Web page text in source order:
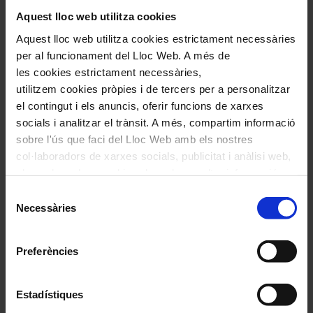
Aquest lloc web utilitza cookies
Aquest lloc web utilitza cookies estrictament necessàries
per al funcionament del Lloc Web. A més de
les cookies estrictament necessàries,
utilitzem cookies pròpies i de tercers per a personalitzar
el contingut i els anuncis, oferir funcions de xarxes
socials i analitzar el trànsit. A més, compartim informació
sobre l'ús que faci del Lloc Web amb els nostres
col·laboradors de xarxes socials, publicitat i anàlisi web,
de l'ús que hagi fet dels seus serveis. En el quadre
inferior pot “Permetre totes les cookies” o seleccionar el
"Permetre la selecció". Si vol més informació visiti la
deshabilitar o configurar les cookies en qualsevol
Necessàries
Preferències
Estadístiques
Comparteix aquest article
Compártelo en Twitter
Compártelo per Email
Compártelo per Whatsapp
Deixa un comentari
L'adreça electrònica no es publicarà. Els camps necessaris estan
Comentari*